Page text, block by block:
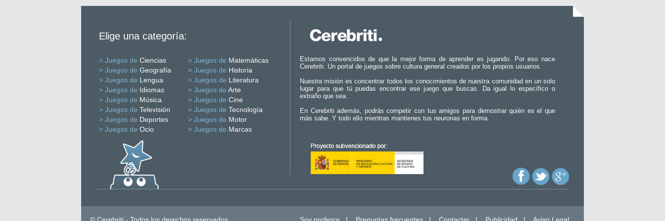
Elige una categoría:
> Juegos de Ciencias > Juegos de Matemáticas
> Juegos de Geografía > Juegos de Historia
> Juegos de Lengua > Juegos de Literatura
> Juegos de Idiomas > Juegos de Arte
> Juegos de Música > Juegos de Cine
> Juegos de Televisión > Juegos de Tecnología
> Juegos de Deportes > Juegos de Motor
> Juegos de Ocio > Juegos de Marcas
Estamos convencidos de que la mejor forma de aprender es jugando. Por eso nace
Cerebriti. Un portal de juegos sobre cultura general creados por los propios usuarios.
Nuestra misión es concentrar todos los conocimientos de nuestra comunidad en un solo
lugar para que tú puedas encontrar ese juego que buscas. Da igual lo específico o
extraño que sea.
En Cerebriti además, podrás competir con tus amigos para demostrar quién es el que
más sabe. Y todo ello mientras mantienes tus neuronas en forma.